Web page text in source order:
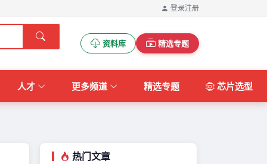
登录注册
资料库 精选专题
人才 更多频道 精选专题 芯片选型
热门文章